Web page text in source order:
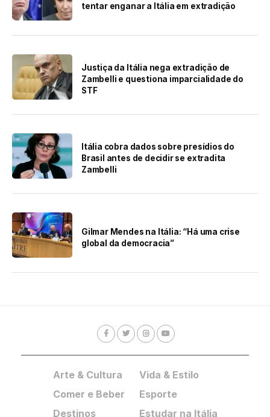
tentar enganar a Itália em extradição
Justiça da Itália nega extradição de
Zambelli e questiona imparcialidade do
STF
Itália cobra dados sobre presídios do
Brasil antes de decidir se extradita
Zambelli
Gilmar Mendes na Itália: “Há uma crise
global da democracia”
Arte & Cultura
Comer e Beber
Destinos
Vida & Estilo
Esporte
Estudar na Itália